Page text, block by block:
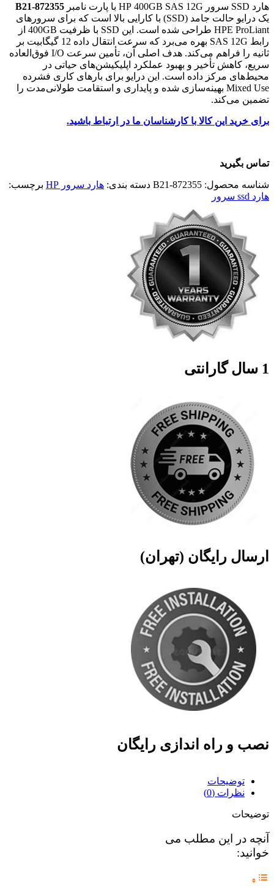
هارد SSD سرور HP 400GB SAS 12G با پارت نامبر 872355-B21
یک درایو حالت جامد (SSD) با کارایی بالا است که برای سرورهای
HPE ProLiant طراحی شده است. این SSD با ظرفیت 400GB از
رابط SAS 12G بهره می‌برد که سرعت انتقال داده 12 گیگابیت بر
ثانیه را فراهم می‌کند. هدف اصلی آن، تأمین سرعت I/O فوق‌العاده
سریع، کاهش تأخیر و بهبود عملکرد اپلیکیشن‌های حیاتی در
محیط‌های مرکز داده است. این درایو برای بارهای کاری فشرده
Mixed Use بهینه‌سازی شده و پایداری و استقامت طولانی‌مدت را
تضمین می‌کند.
برای خرید این کالا با کارشناسان ما در ارتباط باشید.
تماس بگیرید
شناسه محصول: 872355-B21 دسته بندی: هارد سرور HP
برچسب:
هارد ssd سرور
1 سال گارانتی
ارسال رایگان (تهران)
نصب و راه اندازی رایگان
توضیحات
نظرات (0)
توضیحات
آنچه در این مطلب می
خوانید: